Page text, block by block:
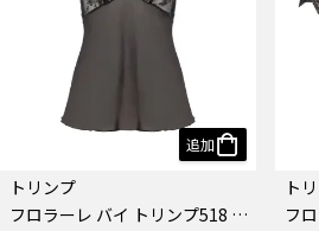
追加
トリンプ
フロラーレ バイ トリンプ518 キャミソール
ト